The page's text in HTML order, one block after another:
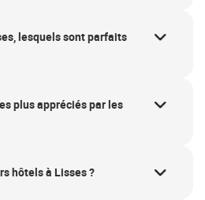
lesquels sont parfaits
plus appréciés par les
hôtels à Lisses ?